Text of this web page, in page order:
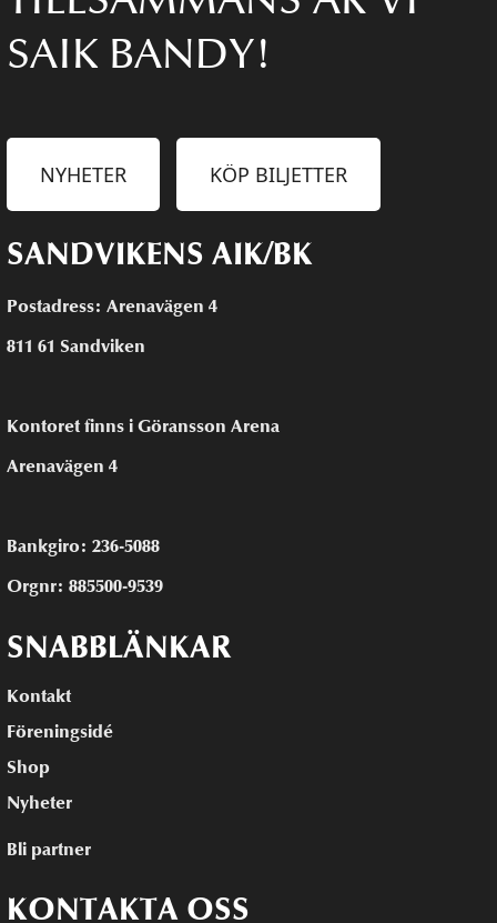
SAIK BANDY!
NYHETER KÖP BILJETTER
SANDVIKENS AIK/BK
Postadress: Arenavägen 4
811 61 Sandviken
Kontoret finns i Göransson Arena
Arenavägen 4
Bankgiro: 236-5088
Orgnr: 885500-9539
SNABBLÄNKAR
Kontakt
Föreningsidé
Shop
Nyheter
Bli partner
KONTAKTA OSS